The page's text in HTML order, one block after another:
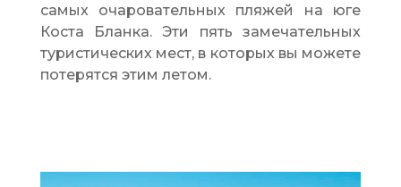
самых очаровательных пляжей на юге
Коста Бланка. Эти пять замечательных
туристических мест, в которых вы можете
потерятся этим летом.